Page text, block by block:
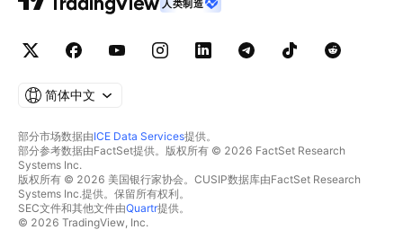
人类制造
简体中文
部分市场数据由ICE Data Services提供。
部分参考数据由FactSet提供。版权所有 © 2026 FactSet Research
Systems Inc.
版权所有 © 2026 美国银行家协会。CUSIP数据库由FactSet Research
Systems Inc.提供。保留所有权利。
SEC文件和其他文件由Quartr提供。
© 2026 TradingView, Inc.